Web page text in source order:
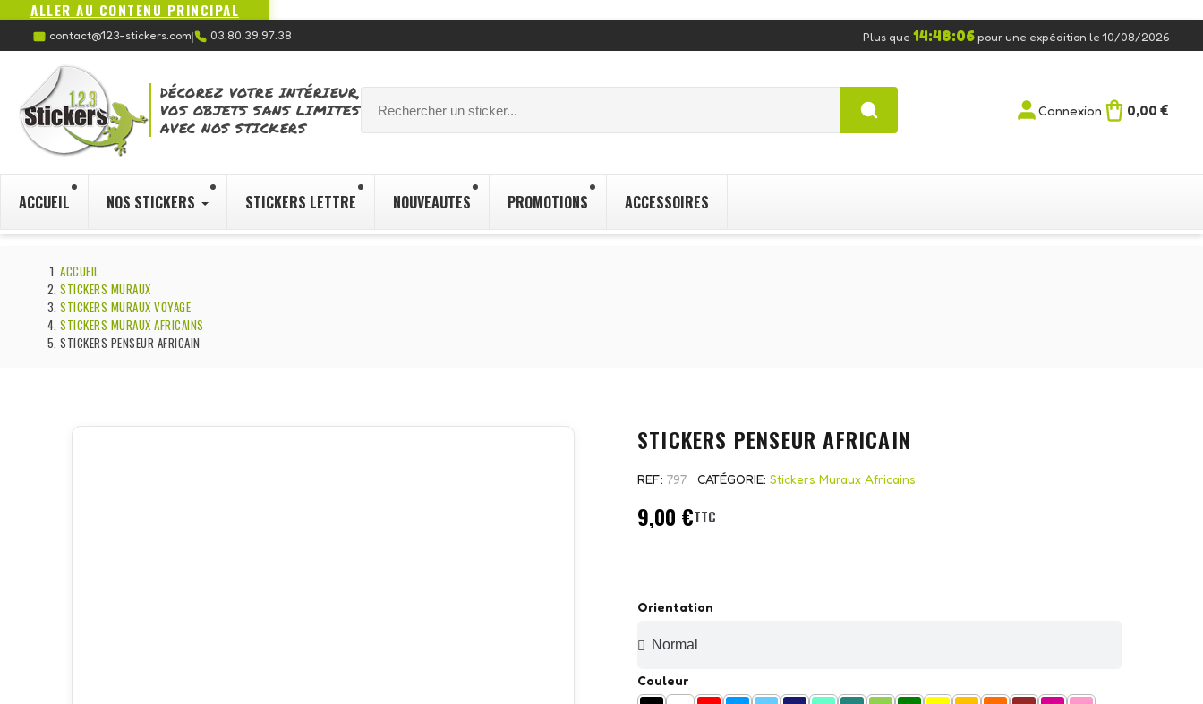
ALLER AU CONTENU PRINCIPAL
contact@123-stickers.com| 03.80.39.97.38 Plus que 14:48:05pour une expédition le 10/08/2026
DÉCOREZ VOTRE INTÉRIEUR,
VOS OBJETS SANS LIMITES
AVEC NOS STICKERS
Connexion 0,00 €
ACCUEIL NOS STICKERS STICKERS LETTRE NOUVEAUTES PROMOTIONS ACCESSOIRES
ACCUEIL
STICKERS MURAUX
STICKERS MURAUX VOYAGE
STICKERS MURAUX AFRICAINS
STICKERS PENSEUR AFRICAIN
STICKERS PENSEUR AFRICAIN
REF 797 CATÉGORIE Stickers Muraux Africains
9,00 €TTC
Orientation
Couleur